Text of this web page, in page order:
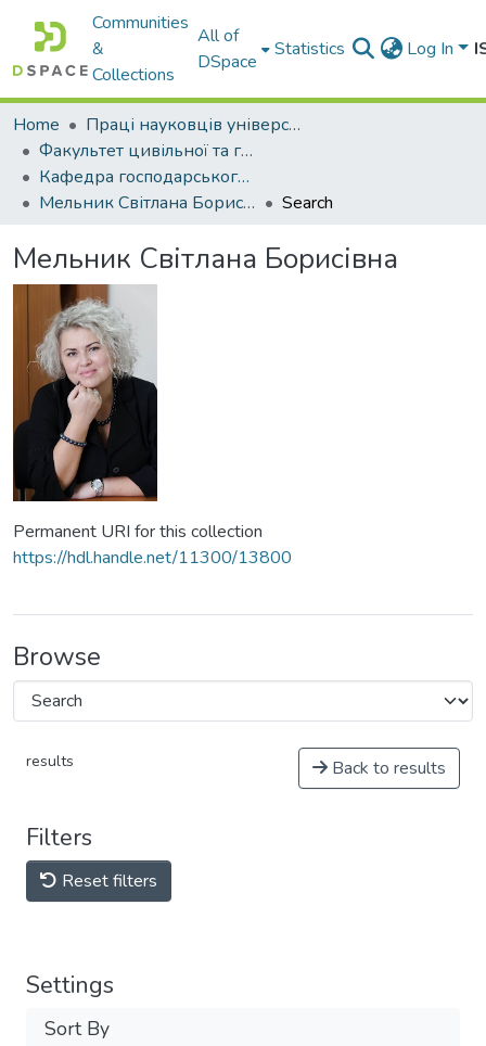
Communities
&
Collections
All of
DSpace
Statistics Log In
Home
Праці науковців університету
Факультет цивільної та господарської юстиції
Кафедра господарського права і процесу
Мельник Світлана Борисівна
Search
Мельник Світлана Борисівна
Permanent URI for this collection
https://hdl.handle.net/11300/13800
Browse
results Back to results
Filters
Reset filters
Settings
Sort By